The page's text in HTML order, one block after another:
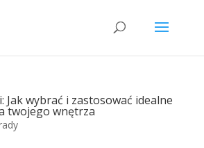
Jak wybrać i zastosować idealne
twojego wnętrza